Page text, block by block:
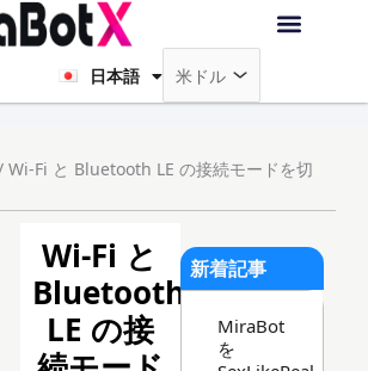
日本語
Français
Deutsch
Fi と Bluetooth LE の接続モードを切
Wi-Fi と
Bluetooth
LE の接
新着記事
MiraBot
を